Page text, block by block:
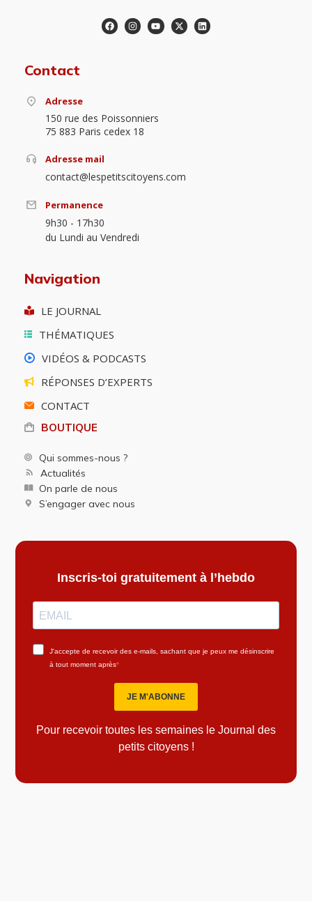
Contact
Adresse
150 rue des Poissonniers
75 883 Paris cedex 18
Adresse mail
contact@lespetitscitoyens.com
Permanence
9h30 - 17h30
du Lundi au Vendredi
Navigation
LE JOURNAL
THÉMATIQUES
VIDÉOS & PODCASTS
RÉPONSES D’EXPERTS
CONTACT
BOUTIQUE
Qui sommes-nous ?
Actualités
On parle de nous
S’engager avec nous